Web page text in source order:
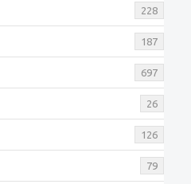
228
187
697
26
126
79